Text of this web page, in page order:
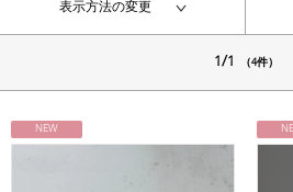
表示方法の変更
1/1 （4件）
NEW